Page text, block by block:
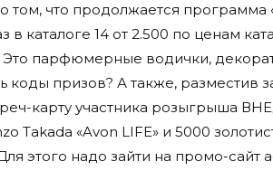
том, что продолжается
в каталоге 14 от 2.500 по ценам
Это парфюмерные водички,
призов? А также, разместив
карту участника розыгрыша
Takada «Avon LIFE» и 5000
этого надо зайти на промо-сайт